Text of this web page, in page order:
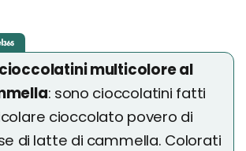
multicolore al
: sono cioccolatini fatti
cioccolato povero di
di latte di cammella. Colorati